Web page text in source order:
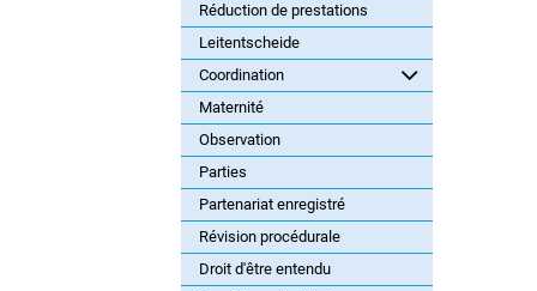
Réduction de prestations
Leitentscheide
Coordination
Maternité
Observation
Parties
Partenariat enregistré
Révision procédurale
Droit d'être entendu